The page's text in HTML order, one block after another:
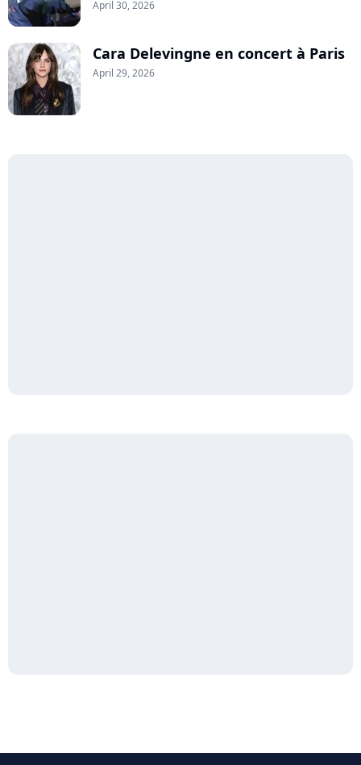
April 30, 2026
Cara Delevingne en concert à Paris
April 29, 2026